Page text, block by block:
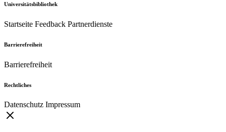
Universitätsbibliothek
Startseite Feedback Partnerdienste
Barrierefreiheit
Barrierefreiheit
Rechtliches
Datenschutz Impressum